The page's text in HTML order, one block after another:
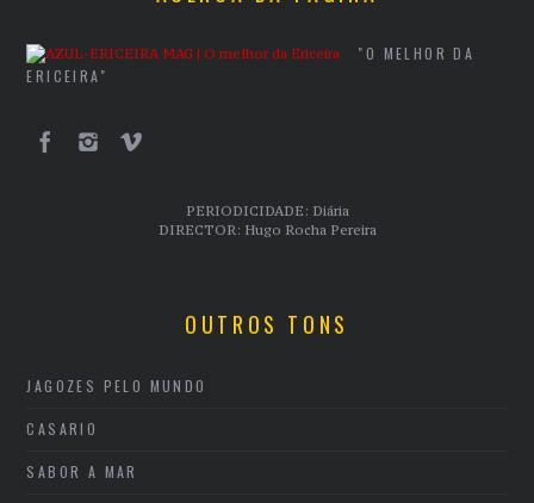
"O MELHOR DA
ERICEIRA"
PERIODICIDADE: Diária
DIRECTOR: Hugo Rocha Pereira
OUTROS TONS
JAGOZES PELO MUNDO
CASARIO
SABOR A MAR